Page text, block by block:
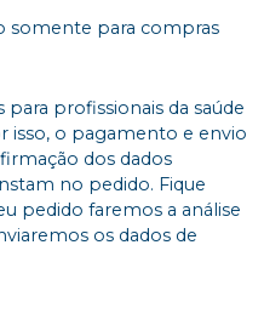
somente para compras
para profissionais da saúde
isso, o pagamento e envio
dos dados
no pedido. Fique
pedido faremos a análise
os dados de